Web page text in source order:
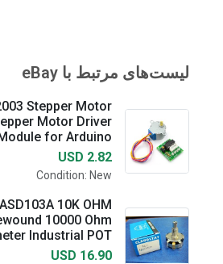
لیست‌های مرتبط با eBay
Stepper Motor
Motor Driver
Module for Arduino-
USD 2.82
Condition: New
10K OHM
10000 Ohm
Industrial POT
USD 16.90